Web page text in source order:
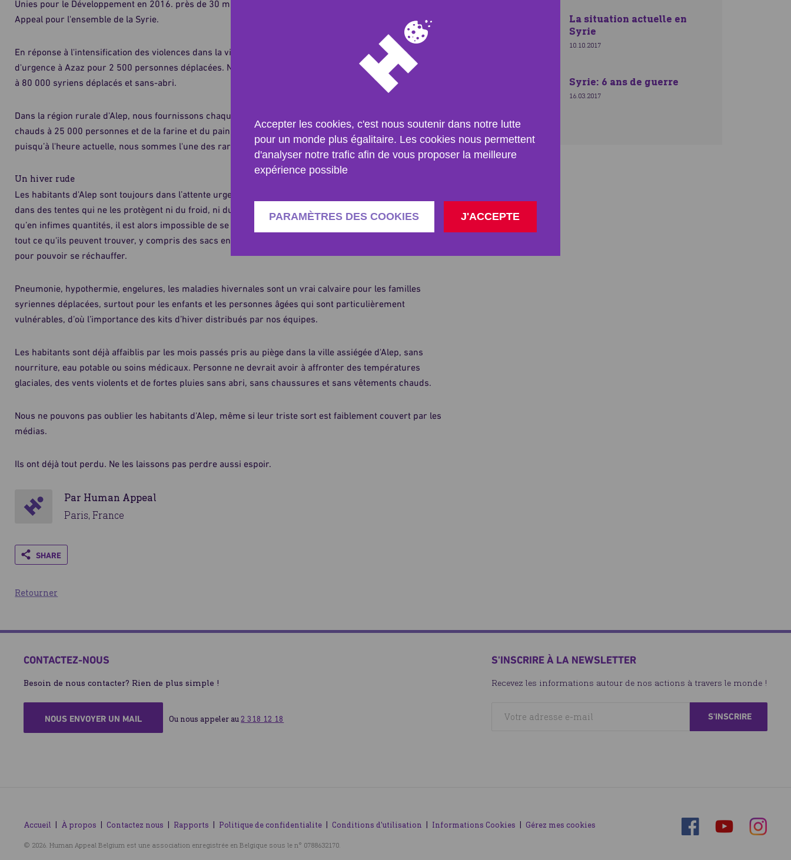
Accepter les cookies, c'est nous soutenir dans notre lutte
pour un monde plus égalitaire. Les cookies nous permettent
d'analyser notre trafic afin de vous proposer la meilleure
expérience possible
PARAMÈTRES DES COOKIES J'ACCEPTE
Unies pour le Développement en 2016. près de 30 millions d' euros d'aide ont été mobilisés par Human
Appeal pour l'ensemble de la Syrie.
En réponse à l'intensification des violences dans la ville d'Alep, nous avons mis en place un camp
d'urgence à Azaz pour 2 500 personnes déplacées. Nous avons également fourni des abris temporaires
à 80 000 syriens déplacés et sans-abri.
Dans la région rurale d'Alep, nous fournissons chaque jour de l’eau potable à 3500 personnes, des repas
chauds à 25 000 personnes et de la farine et du pain à 50 000 personnes. Notre travail est plus que vital
puisqu’à l'heure actuelle, nous sommes l'une des rares organisations internationales sur le terrain.
Un hiver rude
Les habitants d'Alep sont toujours dans l’attente urgente d’aide humanitaire. Beaucoup de familles vivent
dans des tentes qui ne les protègent ni du froid, ni du vent, ni de la pluie. Le combustible n’est disponible
qu’en infimes quantités, il est alors impossible de se maintenir au chaud et au sec. Les habitants brûlent
tout ce qu'ils peuvent trouver, y compris des sacs en plastique, de vieilles sandales et autres ordures
pour pouvoir se réchauffer.
Pneumonie, hypothermie, engelures, les maladies hivernales sont un vrai calvaire pour les familles
syriennes déplacées, surtout pour les enfants et les personnes âgées qui sont particulièrement
vulnérables, d’où l’importance des kits d’hiver distribués par nos équipes.
Les habitants sont déjà affaiblis par les mois passés pris au piège dans la ville assiégée d'Alep, sans
nourriture, eau potable ou soins médicaux. Personne ne devrait avoir à affronter des températures
glaciales, des vents violents et de fortes pluies sans abri, sans chaussures et sans vêtements chauds.
Nous ne pouvons pas oublier les habitants d'Alep, même si leur triste sort est faiblement couvert par les
médias.
Ils ont déjà tout perdu. Ne les laissons pas perdre aussi espoir.
Par Human Appeal
Paris, France
Retourner
La situation actuelle en
Syrie
10.10.2017
Syrie: 6 ans de guerre
16.03.2017
CONTACTEZ-NOUS
Besoin de nous contacter? Rien de plus simple !
NOUS ENVOYER UN MAIL Ou nous appeler au 2 318 12 18
S'INSCRIRE À LA NEWSLETTER
Recevez les informations autour de nos actions à travers le monde !
Accueil À propos Contactez nous Rapports Politique de confidentialite Conditions d'utilisation Informations Cookies Gérez mes cookies
Suivez-
Suivez-
Suivez-
© 2026. Human Appeal Belgium est une association enregistrée en Belgique sous le n° 0788632170.